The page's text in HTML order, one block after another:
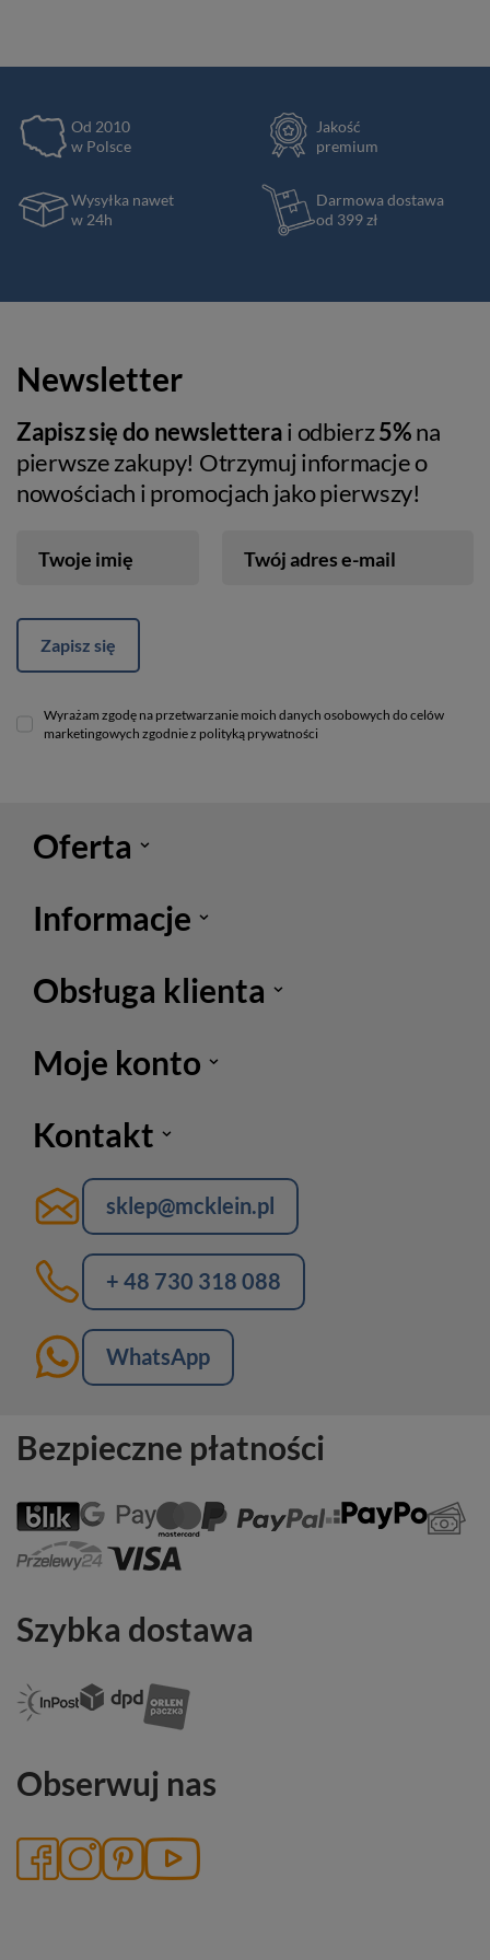
Od 2010
w Polsce
Jakość
premium
Wysyłka nawet
w 24h
Darmowa dostawa
od 399 zł
Newsletter
Zapisz się do newsletterai odbierz5%na
pierwsze zakupy! Otrzymuj informacje o
nowościach i promocjach jako pierwszy!
Twoje imię Twój adres e-mail
Zapisz się
Wyrażam zgodę na przetwarzanie moich danych osobowych do celów
marketingowych zgodnie z polityką prywatności
Oferta
Informacje
Obsługa klienta
Moje konto
Kontakt
sklep@mcklein.pl
+ 48 730 318 088
WhatsApp
Bezpieczne płatności
Szybka dostawa
Obserwuj nas